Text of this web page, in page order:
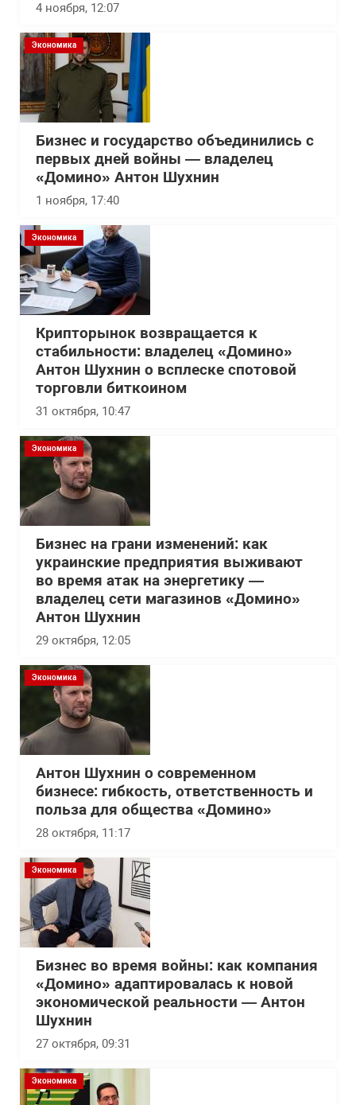
4 ноября, 12:07
Экономика
Бизнес и государство объединились с
первых дней войны — владелец
«Домино» Антон Шухнин
1 ноября, 17:40
Экономика
Крипторынок возвращается к
стабильности: владелец «Домино»
Антон Шухнин о всплеске спотовой
торговли биткоином
31 октября, 10:47
Экономика
Бизнес на грани изменений: как
украинские предприятия выживают
во время атак на энергетику —
владелец сети магазинов «Домино»
Антон Шухнин
29 октября, 12:05
Экономика
Антон Шухнин о современном
бизнесе: гибкость, ответственность и
польза для общества «Домино»
28 октября, 11:17
Экономика
Бизнес во время войны: как компания
«Домино» адаптировалась к новой
экономической реальности — Антон
Шухнин
27 октября, 09:31
Экономика